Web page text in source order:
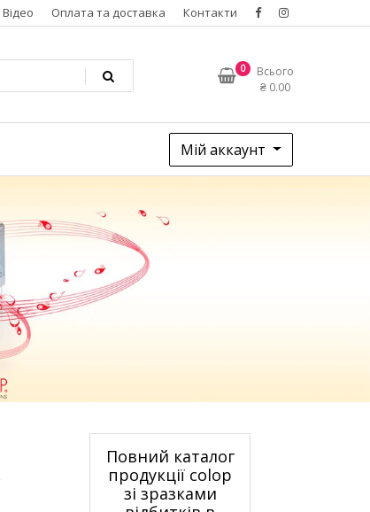
Відео Оплата та доставка Контакти
0
Всього
₴ 0.00
Мій аккаунт
Повний каталог
продукції colop
зі зразками